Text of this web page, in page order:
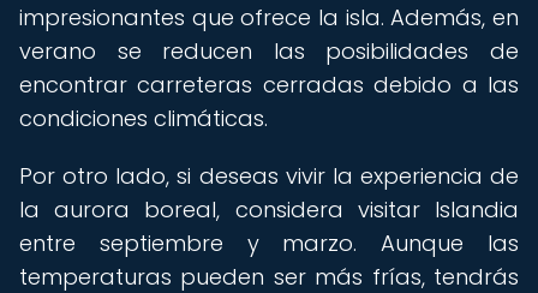
impresionantes que ofrece la isla. Además, en
verano se reducen las posibilidades de
encontrar carreteras cerradas debido a las
condiciones climáticas.
Por otro lado, si deseas vivir la experiencia de
la aurora boreal, considera visitar Islandia
entre septiembre y marzo. Aunque las
temperaturas pueden ser más frías, tendrás